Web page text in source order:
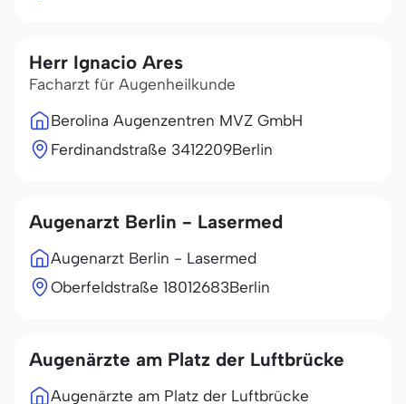
Herr Ignacio Ares
Facharzt für Augenheilkunde
Berolina Augenzentren MVZ GmbH
Ferdinandstraße 3412209Berlin
Augenarzt Berlin - Lasermed
Augenarzt Berlin - Lasermed
Oberfeldstraße 18012683Berlin
Augenärzte am Platz der Luftbrücke
Augenärzte am Platz der Luftbrücke